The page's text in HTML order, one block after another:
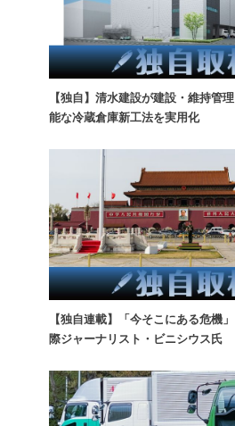
【独自】清水建設が建設・維持管
能な冷蔵倉庫新工法を実用化
【独自連載】「今そこにある危機
際ジャーナリスト・ビニシウス氏